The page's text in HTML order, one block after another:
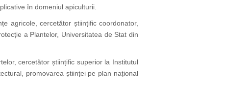
în domeniul apiculturii.
agricole, cercetător științific coordonator,
a Plantelor, Universitatea de Stat din
cercetător științific superior la Institutul
promovarea științei pe plan național